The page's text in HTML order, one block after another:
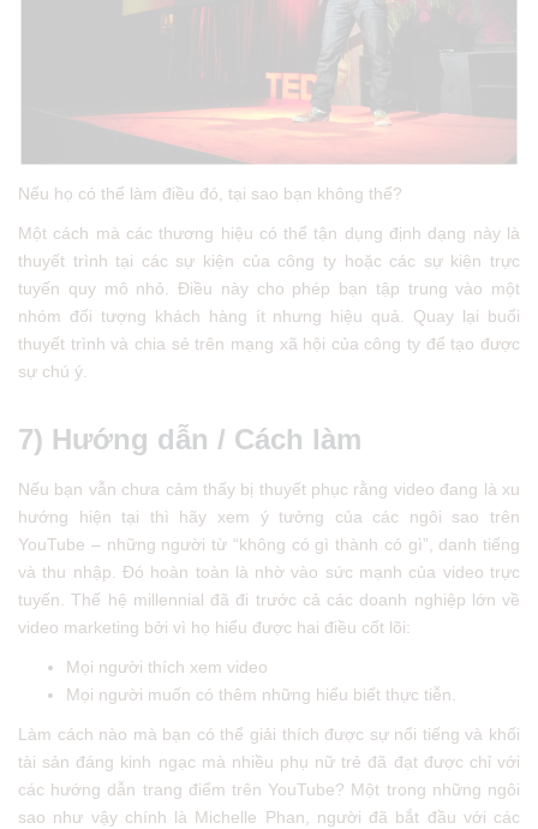
Nếu họ có thể làm điều đó, tại sao bạn không thể?
Một cách mà các thương hiệu có thể tận dụng định dạng này là
thuyết trình tại các sự kiện của công ty hoặc các sự kiện trực
tuyến quy mô nhỏ. Điều này cho phép bạn tập trung vào một
nhóm đối tượng khách hàng ít nhưng hiệu quả. Quay lại buổi
thuyết trình và chia sẻ trên mạng xã hội của công ty để tạo được
sự chú ý.
7) Hướng dẫn / Cách làm
Nếu bạn vẫn chưa cảm thấy bị thuyết phục rằng video đang là xu
hướng hiện tại thì hãy xem ý tưởng của các ngôi sao trên
YouTube – những người từ “không có gì thành có gì”, danh tiếng
và thu nhập. Đó hoàn toàn là nhờ vào sức mạnh của video trực
tuyến. Thế hệ millennial đã đi trước cả các doanh nghiệp lớn về
video marketing bởi vì họ hiểu được hai điều cốt lõi:
Mọi người thích xem video
Mọi người muốn có thêm những hiểu biết thực tiễn.
Làm cách nào mà bạn có thể giải thích được sự nổi tiếng và khối
tài sản đáng kinh ngạc mà nhiều phụ nữ trẻ đã đạt được chỉ với
các hướng dẫn trang điểm trên YouTube? Một trong những ngôi
sao như vậy chính là Michelle Phan, người đã bắt đầu với các